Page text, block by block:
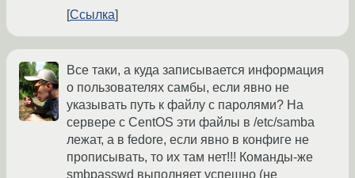
Ссылка
Все таки, а куда записывается информация
о пользователях самбы, если явно не
указывать путь к файлу с паролями? На
сервере с CentOS эти файлы в /etc/samba
лежат, а в fedore, если явно в конфиге не
прописывать, то их там нет!!! Команды-же
smbpasswd выполняет успешно (не